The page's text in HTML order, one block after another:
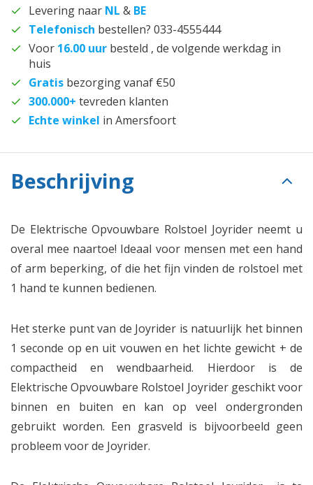
Levering naar NL & BE
Telefonisch bestellen? 033-4555444
Voor 16.00 uur besteld , de volgende werkdag in
huis
Gratis bezorging vanaf €50
300.000+ tevreden klanten
Echte winkel in Amersfoort
Beschrijving
De Elektrische Opvouwbare Rolstoel Joyrider neemt u
overal mee naartoe! Ideaal voor mensen met een hand
of arm beperking, of die het fijn vinden de rolstoel met
1 hand te kunnen bedienen.
Het sterke punt van de Joyrider is natuurlijk het binnen
1 seconde op en uit vouwen en het lichte gewicht + de
compactheid en wendbaarheid. Hierdoor is de
Elektrische Opvouwbare Rolstoel Joyrider geschikt voor
binnen en buiten en kan op veel ondergronden
gebruikt worden. Een grasveld is bijvoorbeeld geen
probleem voor de Joyrider.